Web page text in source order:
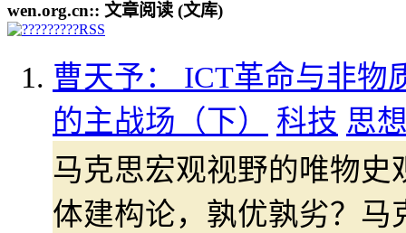
wen.org.cn:: 文章阅读 (文库)
曹天予： ICT革命与非物
的主战场（下）
科技 思
马克思宏观视野的唯物
体建构论，孰优孰劣？